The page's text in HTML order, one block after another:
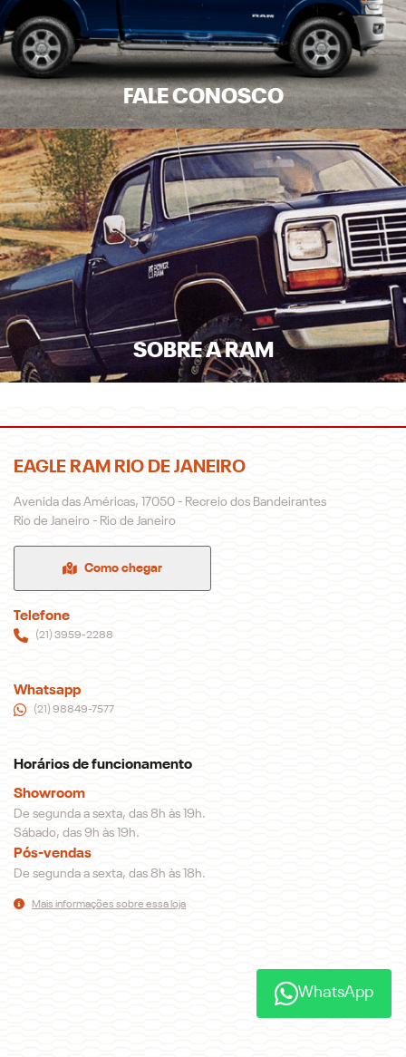
FALE CONOSCO
SOBRE A RAM
EAGLE RAM RIO DE JANEIRO
Avenida das Américas, 17050 - Recreio dos Bandeirantes
Rio de Janeiro - Rio de Janeiro
Como chegar
Telefone
(21) 3959-2288
Whatsapp
(21) 98849-7577
Horários de funcionamento
Showroom
De segunda a sexta, das 8h às 19h.
Sábado, das 9h às 19h.
Pós-vendas
De segunda a sexta, das 8h às 18h.
Mais informações sobre essa loja
WhatsApp